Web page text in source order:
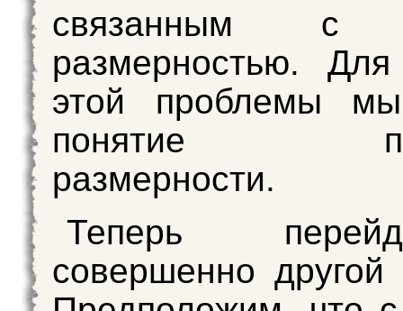
связанным с
размерностью.
этой проблемы
понятие
размерности.
Теперь
совершенно другой